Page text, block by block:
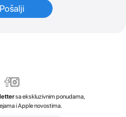
sa ekskluzivnim ponudama,
i Apple novostima.